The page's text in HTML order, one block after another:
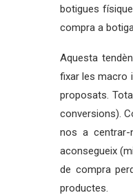
botigues
compra a
Aquesta
fixar les macro
proposats.
conversions).
nos a
aconsegueix
de compra
productes.